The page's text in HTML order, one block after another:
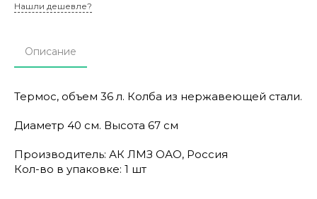
Нашли дешевле?
Описание
Термос, объем 36 л. Колба из нержавеющей стали.
Диаметр 40 см. Высота 67 см
Производитель: АК ЛМЗ ОАО, Россия
Кол-во в упаковке: 1 шт